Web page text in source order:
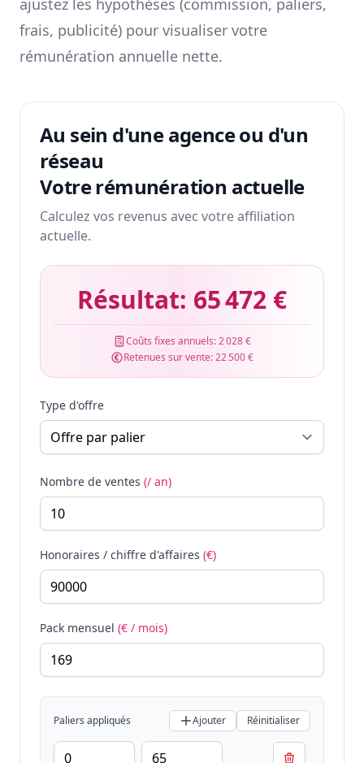
ajustez les hypothèses (commission, paliers,
frais, publicité) pour visualiser votre
rémunération annuelle nette.
Au sein d'une agence ou d'un
réseau
Votre rémunération actuelle
Calculez vos revenus avec votre affiliation
actuelle.
Résultat: 65 472 €
Coûts fixes annuels:2 028 €
Retenues sur vente:22 500 €
Type d'offre
Nombre de ventes (/ an)
Honoraires / chiffre d'affaires (€)
Pack mensuel (€ / mois)
Paliers appliqués Ajouter Réinitialiser